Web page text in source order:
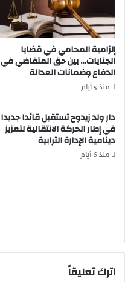
ر
ا
ا
ل
ب
ي
ة
ب
إلزامية المحامي في قضايا
الجنايات… بين حق المتقاضي في
الدفاع وضمانات العدالة
منذ 5 أيام
دار ولد زيدوح تستقبل قائدا جديدا
في إطار الحركة الانتقالية لتعزيز
دينامية الإدارة الترابية
منذ 6 أيام
اترك تعليقاً